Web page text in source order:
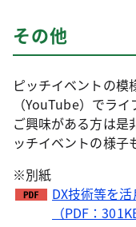
その他
ピッチイベントの模
（YouTube）でライ
ご興味がある方は是
ッチイベントの様子
※別紙
DX技術等を
（PDF：